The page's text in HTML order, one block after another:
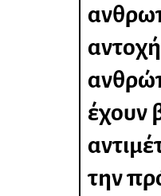
έχουν
την